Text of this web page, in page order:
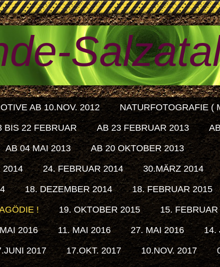
AB 10.NOV. 2012 NATURFOTOGRAFIE (
BIS 22 FEBRUAR AB 23 FEBRUAR 2013
AB 04 MAI 2013 AB 20 OKTOBER 2013
2014 24. FEBRUAR 2014 30.MÄRZ 2014
18. DEZEMBER 2014 18. FEBRUAR 2015
! 19. OKTOBER 2015 15.
2016 11. MAI 2016 27. MAI 2016 14.
2017 17.OKT. 2017 10.NOV. 2017